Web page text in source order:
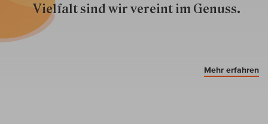
Vielfalt sind wir ver­eint im Genuss.
Mehr erfahren